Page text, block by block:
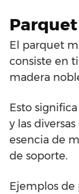
El parquet
consiste en
madera
Esto
y las
esencia de
de soporte.
Ejemplos de